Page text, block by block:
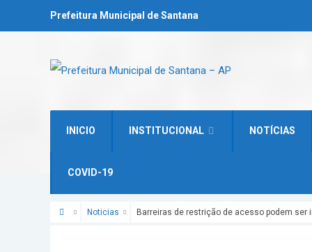
Prefeitura Municipal de Santana
INICIO INSTITUCIONAL NOTÍCIAS
COVID-19
Noticias Barreiras de restrição de acesso podem